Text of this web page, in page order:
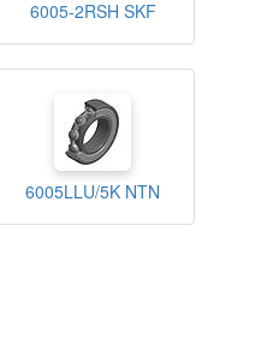
6005-2RSH SKF
6005LLU/5K NTN